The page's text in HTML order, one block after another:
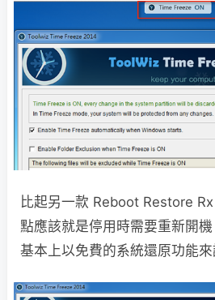
比起另一款 Reboot Restore
點應該就是停用時需要重新開
基本上以免費的系統還原功能